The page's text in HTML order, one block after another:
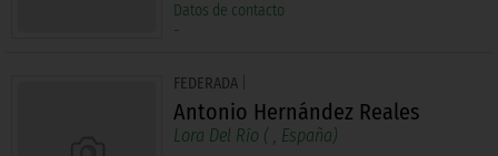
Datos de contacto
-
FEDERADA|
Antonio Hernández Reales
Lora Del Río ( , España)